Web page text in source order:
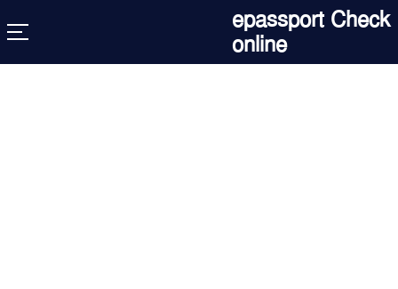
to
content
epassport Check
online